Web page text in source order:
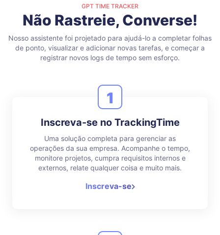
GPT TIME TRACKER
Não Rastreie, Converse!
Nosso assistente foi projetado para ajudá-lo a completar folhas
de ponto, visualizar e adicionar novas tarefas, e começar a
registrar novos logs de tempo sem esforço.
1
Inscreva-se no TrackingTime
Uma solução completa para gerenciar as
operações da sua empresa. Acompanhe o tempo,
monitore projetos, cumpra requisitos internos e
externos, relate qualquer coisa e muito mais.
Inscreva-se